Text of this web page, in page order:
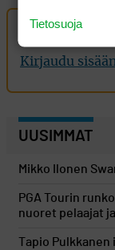
Kirjaudu
UUSIMMAT
Mikko Ilonen
PGA Tourin
nuoret pelaajat
Tapio
Tietosuoja